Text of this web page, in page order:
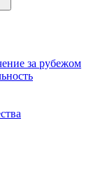
за рубежом